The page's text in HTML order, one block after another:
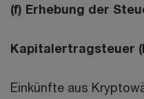
(f) Erhebung der
Kapitalertragsteuer
Einkünfte aus